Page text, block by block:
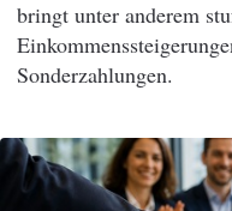
bringt unter anderem
Sonderzahlungen.